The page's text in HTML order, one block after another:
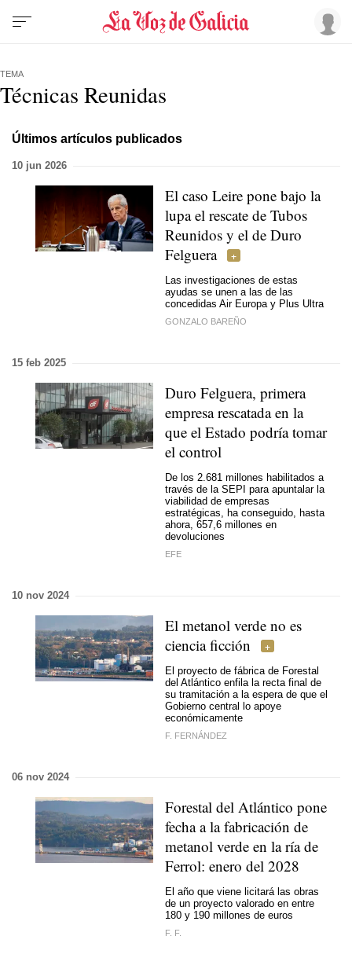
TEMA
Técnicas Reunidas
Últimos artículos publicados
10 jun 2026
El caso Leire pone bajo la
lupa el rescate de Tubos
Reunidos y el de Duro
Felguera
Las investigaciones de estas
ayudas se unen a las de las
concedidas Air Europa y Plus Ultra
GONZALO BAREÑO
15 feb 2025
Duro Felguera, primera
empresa rescatada en la
que el Estado podría tomar
el control
De los 2.681 millones habilitados a
través de la SEPI para apuntalar la
viabilidad de empresas
estratégicas, ha conseguido, hasta
ahora, 657,6 millones en
devoluciones
EFE
10 nov 2024
El metanol verde no es
ciencia ficción
El proyecto de fábrica de Forestal
del Atlántico enfila la recta final de
su tramitación a la espera de que el
Gobierno central lo apoye
económicamente
F. FERNÁNDEZ
06 nov 2024
Forestal del Atlántico pone
fecha a la fabricación de
metanol verde en la ría de
Ferrol: enero del 2028
El año que viene licitará las obras
de un proyecto valorado en entre
180 y 190 millones de euros
F. F.